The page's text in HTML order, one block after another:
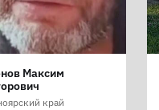
Максим
край